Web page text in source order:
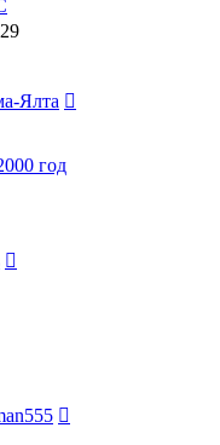
Ялта
год